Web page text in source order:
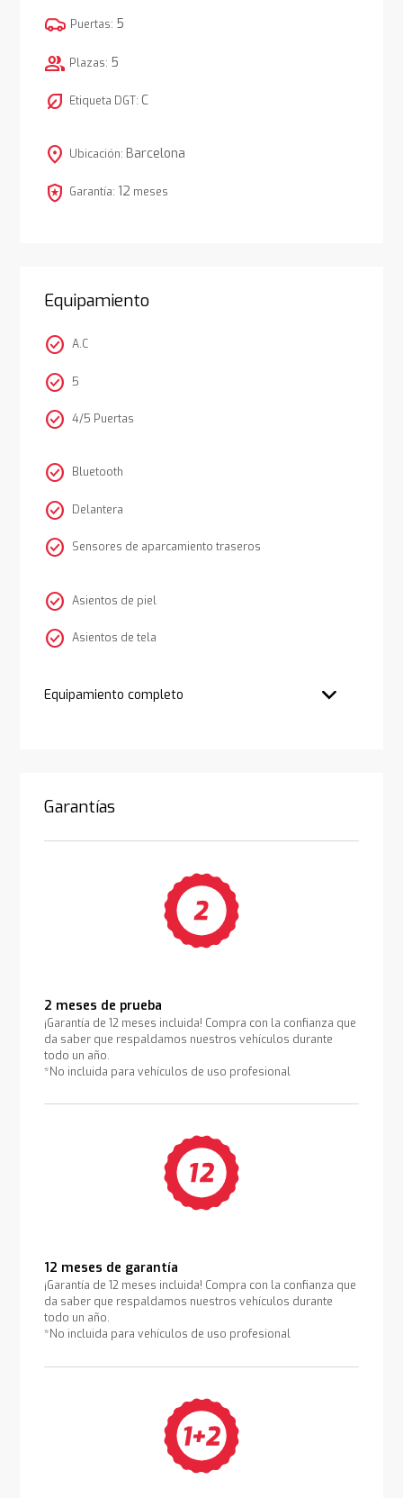
Puertas: 5
group Plazas: 5
nest_eco_leaf Etiqueta DGT: C
location_on Ubicación: Barcelona
local_police Garantía: 12 meses
Equipamiento
check_circle A.C
check_circle 5
check_circle 4/5 Puertas
check_circle Bluetooth
check_circle Delantera
check_circle Sensores de aparcamiento traseros
check_circle Asientos de piel
check_circle Asientos de tela
Equipamiento completo
Garantías
2 meses de prueba
¡Garantía de 12 meses incluida! Compra con la confianza que
da saber que respaldamos nuestros vehículos durante
todo un año.
*No incluida para vehículos de uso profesional
12 meses de garantía
¡Garantía de 12 meses incluida! Compra con la confianza que
da saber que respaldamos nuestros vehículos durante
todo un año.
*No incluida para vehículos de uso profesional